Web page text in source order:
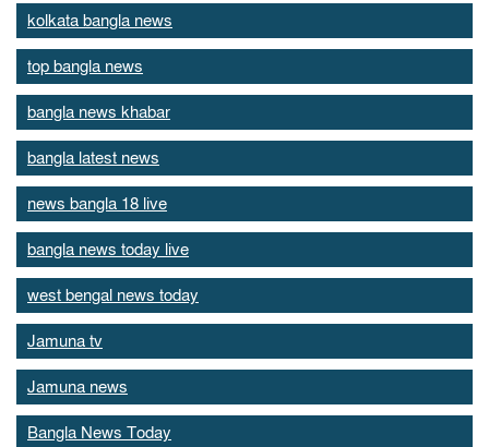
kolkata bangla news
top bangla news
bangla news khabar
bangla latest news
news bangla 18 live
bangla news today live
west bengal news today
Jamuna tv
Jamuna news
Bangla News Today